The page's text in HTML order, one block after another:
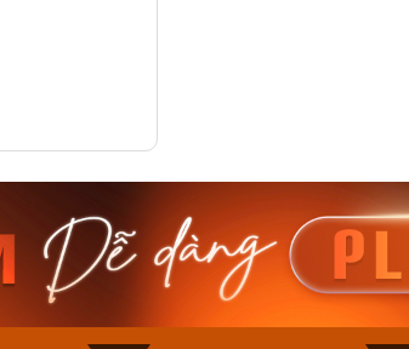
Casio Nam MTS-
RS100L-1AVDF
4.276.000₫
3.634.600₫
Casio
230EL-
Mua